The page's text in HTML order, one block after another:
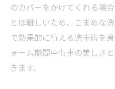
のカバーをかけてくれる場
とは難しいため、こまめな
で効果的に行える洗車術を
ォーム期間中も車の美しさ
きます。